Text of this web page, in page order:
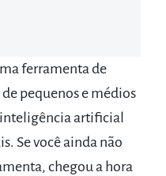
ferramenta de
pequenos e médios
artificial
Se você ainda não
chegou a hora